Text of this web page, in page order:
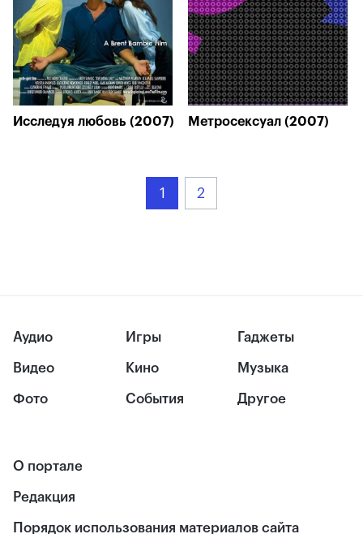
Исследуя любовь (2007) Метросексуал (2007)
1 2
Аудио
Видео
Фото
Игры
Кино
События
Гаджеты
Музыка
Другое
О портале
Редакция
Порядок использования материалов сайта